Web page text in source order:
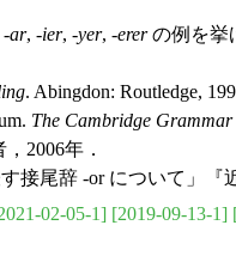
-ar, -ier, -yer, -ererの例を挙
. Abingdon: Routledge,
The Cambridge
2006年．
尾辞 -or について」『
02-05-1] [2019-09-13-1]